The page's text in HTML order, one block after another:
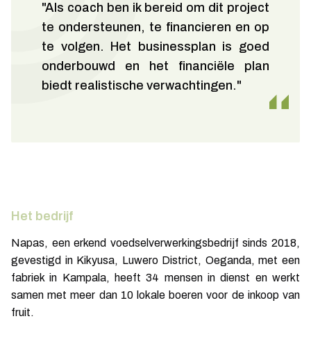
"Als coach ben ik bereid om dit project
te ondersteunen, te financieren en op
te volgen. Het businessplan is goed
onderbouwd en het financiële plan
biedt realistische verwachtingen."
Het bedrijf
Napas, een erkend voedselverwerkingsbedrijf sinds 2018,
gevestigd in Kikyusa, Luwero District, Oeganda, met een
fabriek in Kampala, heeft 34 mensen in dienst en werkt
samen met meer dan 10 lokale boeren voor de inkoop van
fruit.